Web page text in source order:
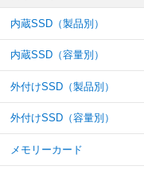
内蔵SSD（製品別）
内蔵SSD（容量別）
外付けSSD（製品別）
外付けSSD（容量別）
メモリーカード